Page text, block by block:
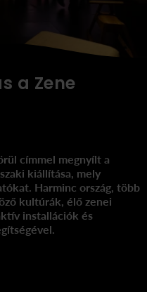
a Zene
címmel megnyílt a
kiállítása, mely
Harminc ország, több
kultúrák, élő zenei
installációk és